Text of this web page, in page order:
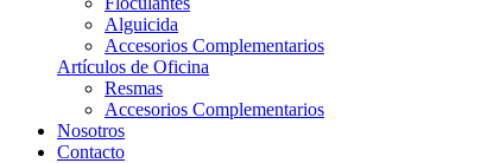
Alguicida
Accesorios Complementarios
Artículos de Oficina
Resmas
Accesorios Complementarios
Nosotros
Contacto